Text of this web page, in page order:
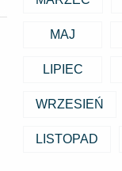
MAJ
LIPIEC
WRZESIEŃ
LISTOPAD